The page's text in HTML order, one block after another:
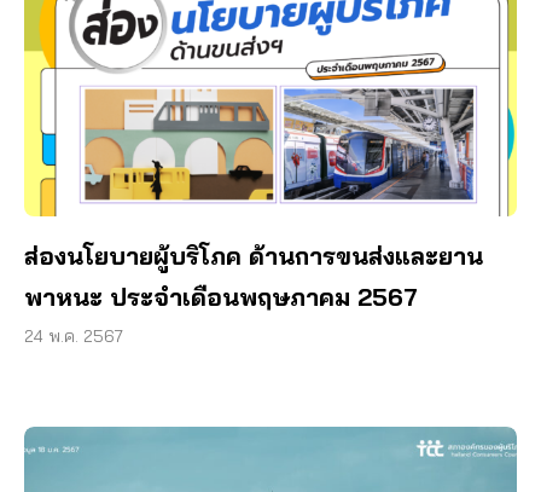
ส่องนโยบายผู้บริโภค ด้านการขนส่งและยาน
พาหนะ ประจำเดือนพฤษภาคม 2567
24 พ.ค. 2567